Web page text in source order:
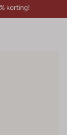
korting!